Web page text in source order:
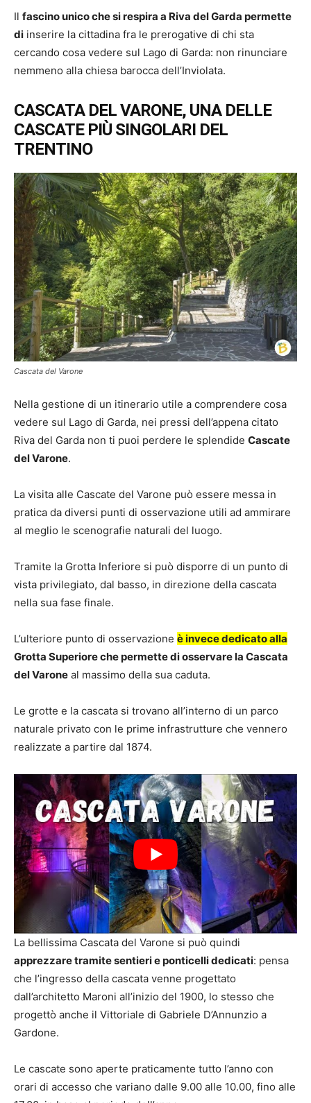
Il fascino unico che si respira a Riva del Garda permette
di inserire la cittadina fra le prerogative di chi sta
cercando cosa vedere sul Lago di Garda: non rinunciare
nemmeno alla chiesa barocca dell’Inviolata.
CASCATA DEL VARONE, UNA DELLE
CASCATE PIÙ SINGOLARI DEL
TRENTINO
Cascata del Varone
Nella gestione di un itinerario utile a comprendere cosa
vedere sul Lago di Garda, nei pressi dell’appena citato
Riva del Garda non ti puoi perdere le splendide Cascate
del Varone.
La visita alle Cascate del Varone può essere messa in
pratica da diversi punti di osservazione utili ad ammirare
al meglio le scenografie naturali del luogo.
Tramite la Grotta Inferiore si può disporre di un punto di
vista privilegiato, dal basso, in direzione della cascata
nella sua fase finale.
L’ulteriore punto di osservazione è invece dedicato alla
Grotta Superiore che permette di osservare la Cascata
del Varone al massimo della sua caduta.
Le grotte e la cascata si trovano all’interno di un parco
naturale privato con le prime infrastrutture che vennero
realizzate a partire dal 1874.
La bellissima Cascata del Varone si può quindi
apprezzare tramite sentieri e ponticelli dedicati: pensa
che l’ingresso della cascata venne progettato
dall’architetto Maroni all’inizio del 1900, lo stesso che
progettò anche il Vittoriale di Gabriele D’Annunzio a
Gardone.
Le cascate sono aperte praticamente tutto l’anno con
orari di accesso che variano dalle 9.00 alle 10.00, fino alle